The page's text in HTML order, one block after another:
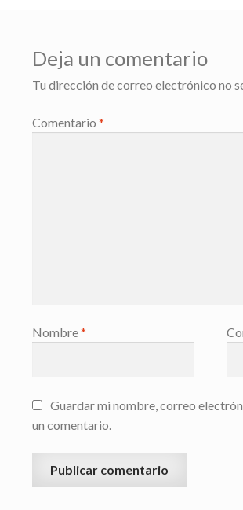
Deja un comentario
Tu dirección de correo electrónico no
Comentario*
Nombre*
Guardar mi nombre, correo
un comentario.